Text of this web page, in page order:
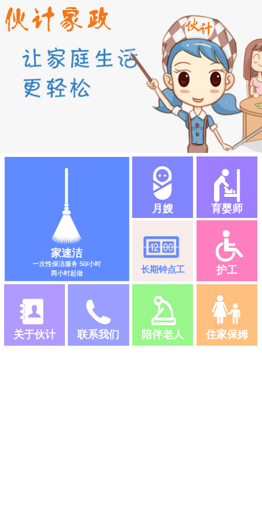
家速洁
一次性保洁服务 50/小时
两小时起做
月嫂 育婴师
长期钟点工 护工
关于伙计 联系我们 陪伴老人 住家保姆